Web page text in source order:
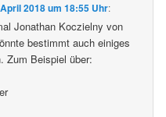
2018 um 18:55 Uhr:
Jonathan Koczielny von
bestimmt auch einiges
Zum Beispiel über: